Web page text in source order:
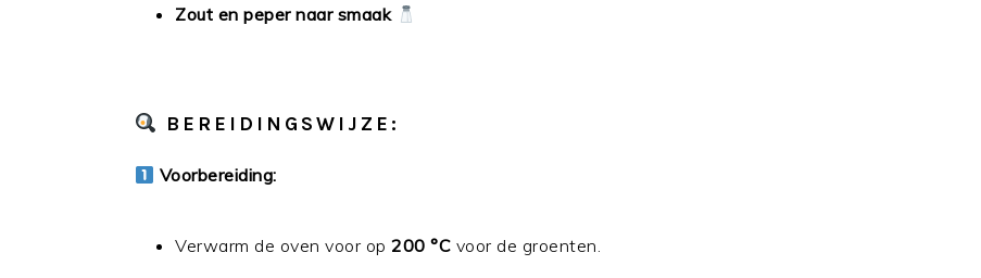
Zout en peper naar smaak
BEREIDINGSWIJZE:
Voorbereiding:
Verwarm de oven voor op 200 °C voor de groenten.